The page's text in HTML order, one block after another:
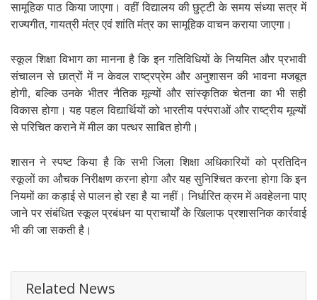
सामूहिक पाठ किया जाएगा। वहीं विद्यालय की छुट्टी के समय संध्या सत्र में
राज्यगीत, गायत्री मंत्र एवं शांति मंत्र का सामूहिक वाचन कराया जाएगा।
स्कूल शिक्षा विभाग का मानना है कि इन गतिविधियों के नियमित और प्रभावी
संचालन से छात्रों में न केवल राष्ट्रप्रेम और अनुशासन की भावना मजबूत
होगी, बल्कि उनके भीतर नैतिक मूल्यों और सांस्कृतिक चेतना का भी सही
विकास होगा। यह पहल विद्यार्थियों को भारतीय परंपराओं और राष्ट्रीय मूल्यों
से परिचित कराने में मील का पत्थर साबित होगी।
शासन ने स्पष्ट किया है कि सभी जिला शिक्षा अधिकारियों को प्रतिदिन
स्कूलों का औचक निरीक्षण करना होगा और यह सुनिश्चित करना होगा कि इन
नियमों का कड़ाई से पालन हो रहा है या नहीं। निर्धारित क्रम में अवहेलना पाए
जाने पर संबंधित स्कूल प्रबंधन या प्राचार्यों के खिलाफ प्रशासनिक कार्रवाई
भी की जा सकती है।
Related News